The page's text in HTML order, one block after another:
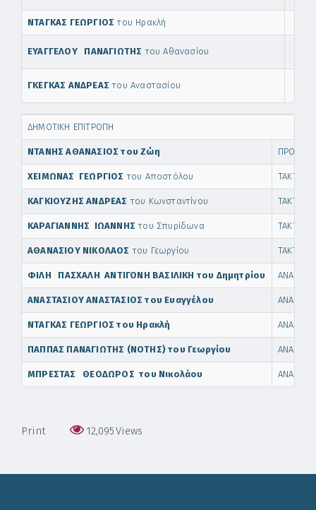
ΝΤΑΓΚΑΣ ΓΕΩΡΓΙΟΣ του Ηρακλή
ΕΥΑΓΓΕΛΟΥ ΠΑΝΑΓΙΩΤΗΣ του Αθανασίου
ΓΚΕΓΚΑΣ ΑΝΔΡΕΑΣ του Αναστασίου
ΔΗΜΟΤΙΚΗ ΕΠΙΤΡΟΠΗ
ΝΤΑΝΗΣ ΑΘΑΝΑΣΙΟΣ του Ζώη
ΧΕΙΜΩΝΑΣ ΓΕΩΡΓΙΟΣ του Αποστόλου
ΚΑΓΚΙΟΥΖΗΣ ΑΝΔΡΕΑΣ του Κωνσταντίνου
ΚΑΡΑΓΙΑΝΝΗΣ ΙΩΑΝΝΗΣ του Σπυρίδωνα
ΑΘΑΝΑΣΙΟΥ ΝΙΚΟΛΑΟΣ του Γεωργίου
ΦΙΛΗ ΠΑΣΧΑΛΗ ΑΝΤΙΓΟΝΗ ΒΑΣΙΛΙΚΗ του Δημητρίου
ΑΝΑΣΤΑΣΙΟΥ ΑΝΑΣΤΑΣΙΟΣ του Ευαγγέλου
ΝΤΑΓΚΑΣ ΓΕΩΡΓΙΟΣ του Ηρακλή
ΠΑΠΠΑΣ ΠΑΝΑΓΙΩΤΗΣ (ΝΟΤΗΣ) του Γεωργίου
ΜΠΡΕΣΤΑΣ ΘΕΟΔΩΡΟΣ του Νικολάου
Print 12,095Views